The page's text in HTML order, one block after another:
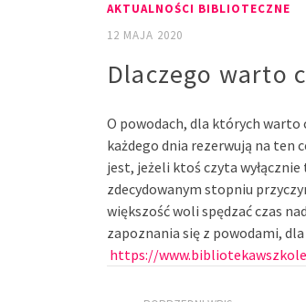
AKTUALNOŚCI BIBLIOTECZNE
12 MAJA 2020
Dlaczego warto
O powodach, dla których
każdego dnia rezerwują na ten
jest, jeżeli ktoś czyta
zdecydowanym stopniu
większość woli spędzać czas
zapoznania się z powodami,
https://